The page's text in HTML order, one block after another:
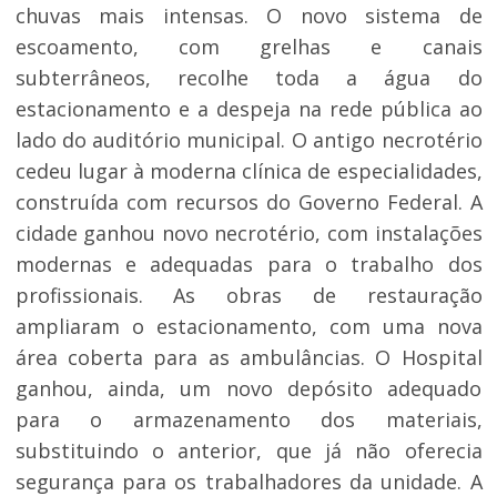
chuvas mais intensas. O novo sistema de
escoamento, com grelhas e canais
subterrâneos, recolhe toda a água do
estacionamento e a despeja na rede pública ao
lado do auditório municipal. O antigo necrotério
cedeu lugar à moderna clínica de especialidades,
construída com recursos do Governo Federal. A
cidade ganhou novo necrotério, com instalações
modernas e adequadas para o trabalho dos
profissionais. As obras de restauração
ampliaram o estacionamento, com uma nova
área coberta para as ambulâncias. O Hospital
ganhou, ainda, um novo depósito adequado
para o armazenamento dos materiais,
substituindo o anterior, que já não oferecia
segurança para os trabalhadores da unidade. A